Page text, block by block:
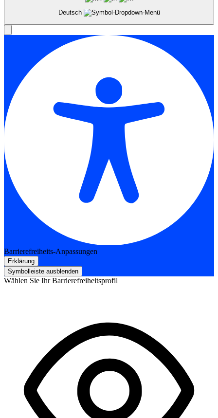
Deutsch
Barrierefreiheits-Anpassungen
Erklärung
Symbolleiste ausblenden
Wählen Sie Ihr Barrierefreiheitsprofil